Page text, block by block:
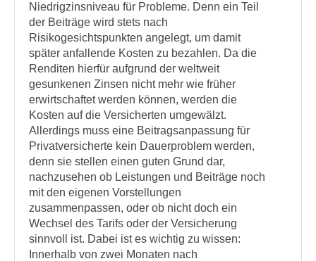
Niedrigzinsniveau für Probleme. Denn ein Teil
der Beiträge wird stets nach
Risikogesichtspunkten angelegt, um damit
später anfallende Kosten zu bezahlen. Da die
Renditen hierfür aufgrund der weltweit
gesunkenen Zinsen nicht mehr wie früher
erwirtschaftet werden können, werden die
Kosten auf die Versicherten umgewälzt.
Allerdings muss eine Beitragsanpassung für
Privatversicherte kein Dauerproblem werden,
denn sie stellen einen guten Grund dar,
nachzusehen ob Leistungen und Beiträge noch
mit den eigenen Vorstellungen
zusammenpassen, oder ob nicht doch ein
Wechsel des Tarifs oder der Versicherung
sinnvoll ist. Dabei ist es wichtig zu wissen:
Innerhalb von zwei Monaten nach